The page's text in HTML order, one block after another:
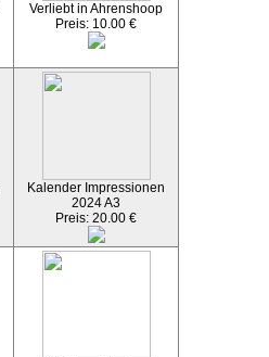
Verliebt in Ahrenshoop
Preis: 10.00 €
Kalender Impressionen
2024 A3
Preis: 20.00 €